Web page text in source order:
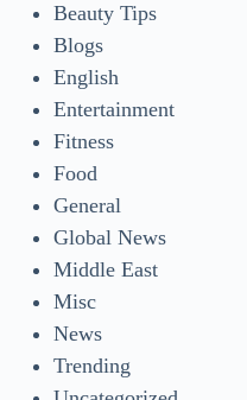
Beauty Tips
Blogs
English
Entertainment
Fitness
Food
General
Global News
Middle East
Misc
News
Trending